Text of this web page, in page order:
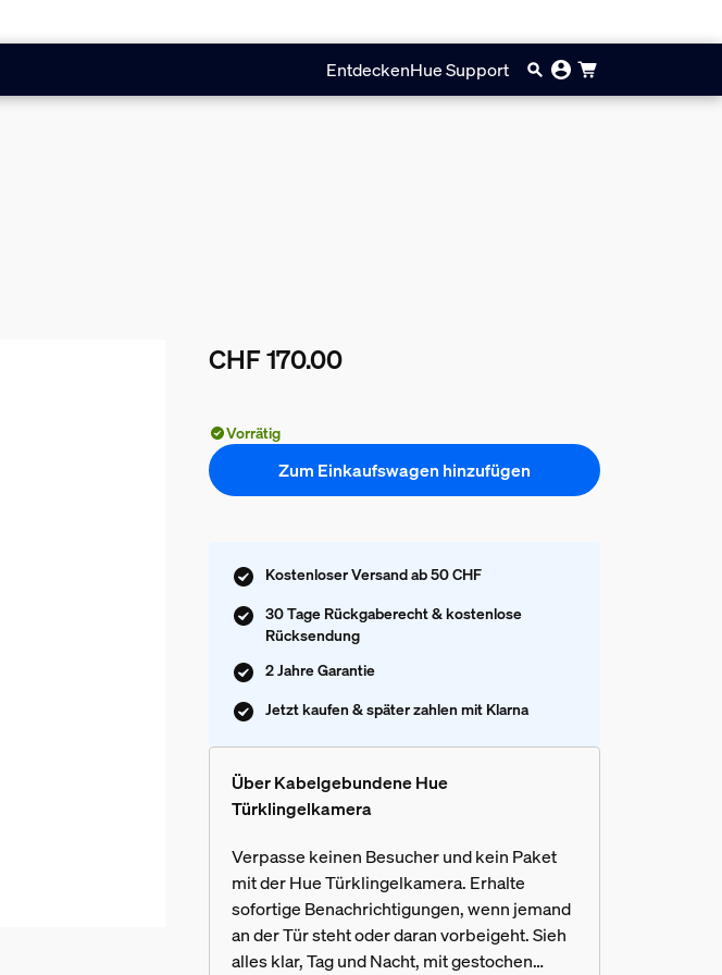
EntdeckenHue Support
CHF 170.00
Vorrätig
Zum Einkaufswagen hinzufügen
Kostenloser Versand ab 50 CHF
30 Tage Rückgaberecht & kostenlose
Rücksendung
2 Jahre Garantie
Jetzt kaufen & später zahlen mit Klarna
Über Kabelgebundene Hue
Türklingelkamera
Verpasse keinen Besucher und kein Paket
mit der Hue Türklingelkamera. Erhalte
sofortige Benachrichtigungen, wenn jemand
an der Tür steht oder daran vorbeigeht. Sieh
alles klar, Tag und Nacht, mit gestochen